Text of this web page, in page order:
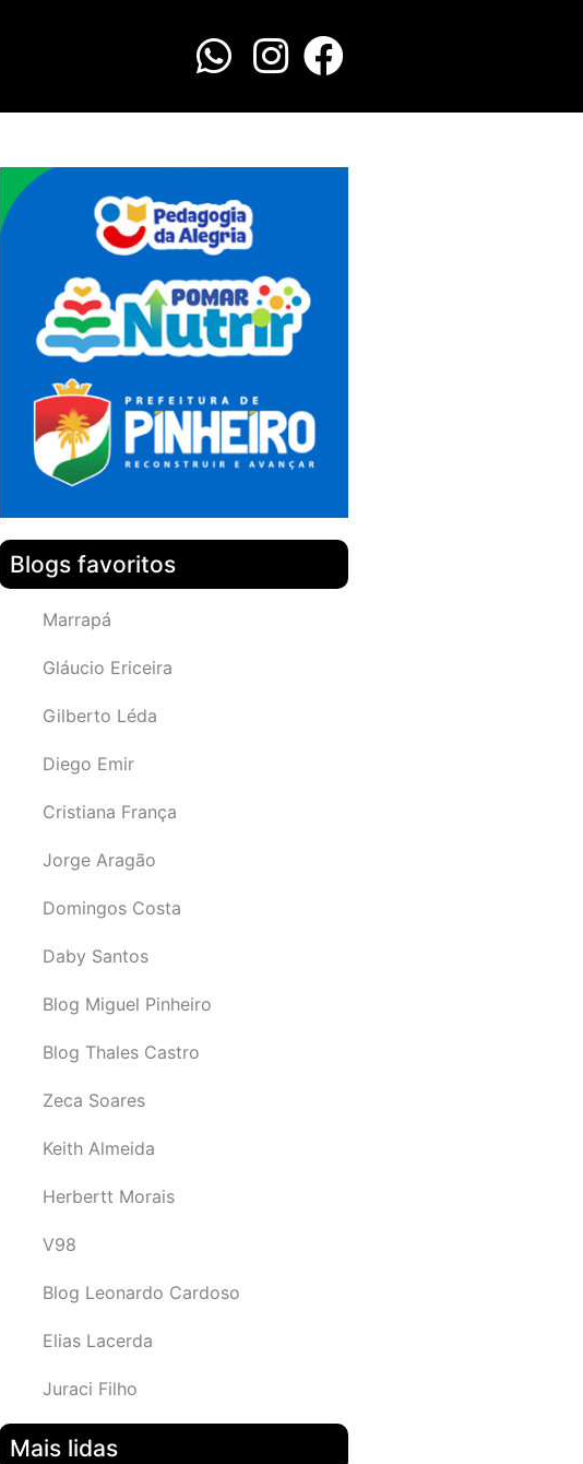
Blogs favoritos
Marrapá
Gláucio Ericeira
Gilberto Léda
Diego Emir
Cristiana França
Jorge Aragão
Domingos Costa
Daby Santos
Blog Miguel Pinheiro
Blog Thales Castro
Zeca Soares
Keith Almeida
Herbertt Morais
V98
Blog Leonardo Cardoso
Elias Lacerda
Juraci Filho
Mais lidas